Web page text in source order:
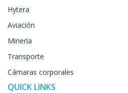
Hytera
Aviación
Minería
Transporte
Cámaras corporales
QUICK LINKS